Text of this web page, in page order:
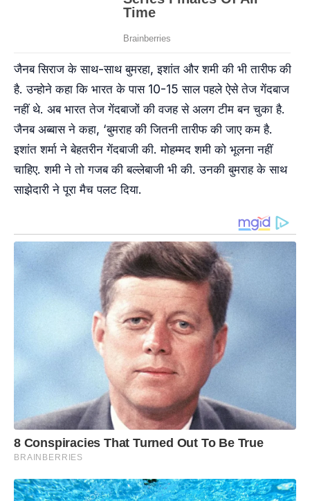
जैनब सिराज के साथ-साथ बुमरहा, इशांत और शमी की भी तारीफ की
है. उन्होने कहा कि भारत के पास 10-15 साल पहले ऐसे तेज गेंदबाज
नहीं थे. अब भारत तेज गेंदबाजों की वजह से अलग टीम बन चुका है.
जैनब अब्बास ने कहा, ‘बुमराह की जितनी तारीफ की जाए कम है.
इशांत शर्मा ने बेहतरीन गेंदबाजी की. मोहम्मद शमी को भूलना नहीं
चाहिए. शमी ने तो गजब की बल्लेबाजी भी की. उनकी बुमराह के साथ
साझेदारी ने पूरा मैच पलट दिया.